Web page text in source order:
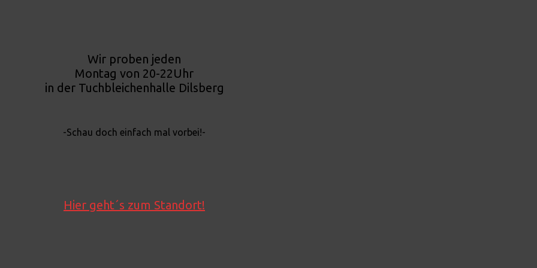
Wir proben jeden
Montag von 20-22Uhr
in der Tuchbleichenhalle Dilsberg
-Schau doch einfach mal vorbei!-
Hier geht´s zum Standort!